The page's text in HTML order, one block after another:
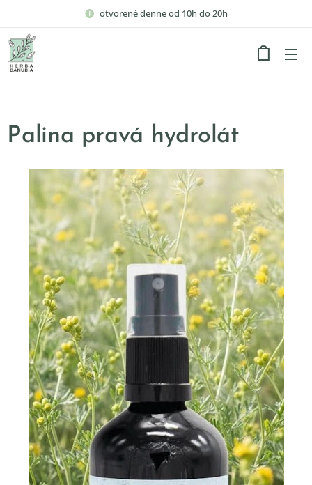
otvorené denne od 10h do 20h
Palina pravá hydrolát